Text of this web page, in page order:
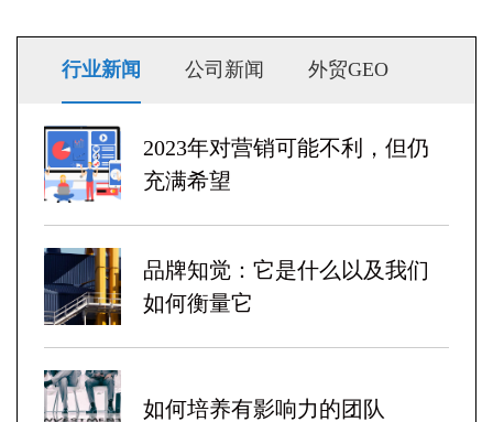
行业新闻 公司新闻 外贸GEO
2023年对营销可能不利，但仍
充满希望
品牌知觉：它是什么以及我们
如何衡量它
如何培养有影响力的团队